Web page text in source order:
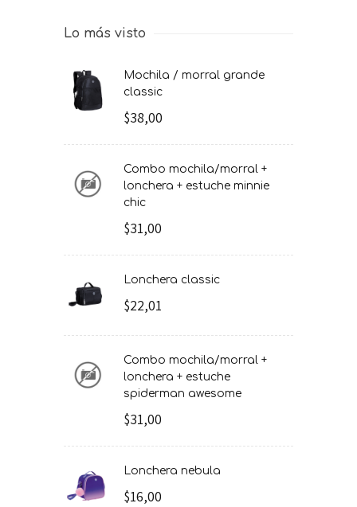
Lo más visto
mochila / morral grande
classic
$38,00
combo mochila/morral +
lonchera + estuche minnie
chic
$31,00
lonchera classic
$22,01
combo mochila/morral +
lonchera + estuche
spiderman awesome
$31,00
lonchera nebula
$16,00